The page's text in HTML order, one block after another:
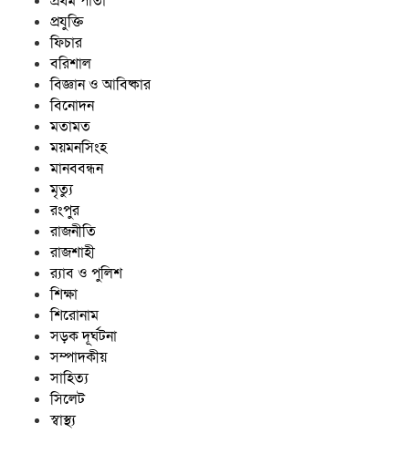
প্রযুক্তি
ফিচার
বরিশাল
বিজ্ঞান ও আবিষ্কার
বিনোদন
মতামত
ময়মনসিংহ
মানববন্ধন
মৃত্যু
রংপুর
রাজনীতি
রাজশাহী
র‍্যাব ও পুলিশ
শিক্ষা
শিরোনাম
সড়ক দূর্ঘটনা
সম্পাদকীয়
সাহিত্য
সিলেট
স্বাস্থ্য